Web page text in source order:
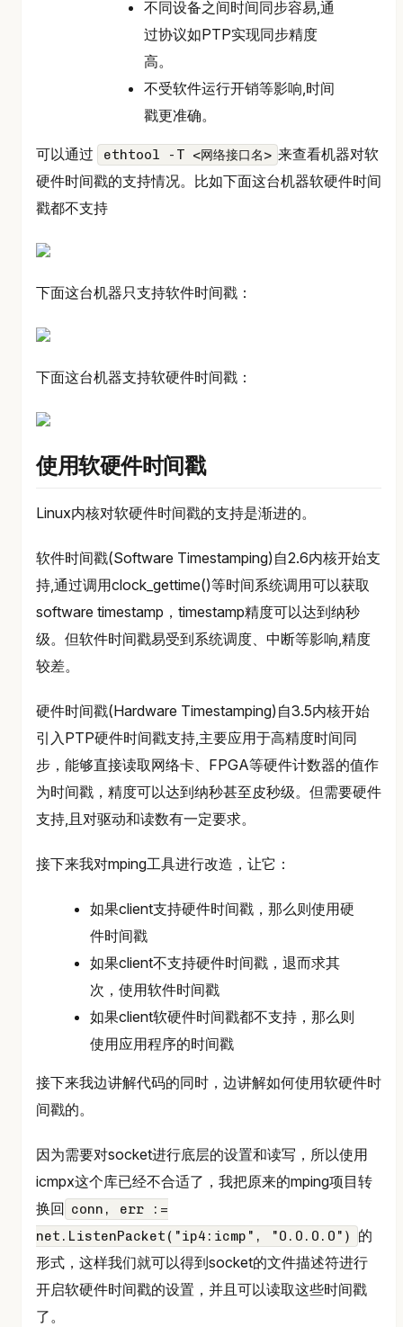
不同设备之间时间同步容易,通
过协议如PTP实现同步精度
高。
不受软件运行开销等影响,时间
戳更准确。
可以通过 ethtool -T <网络接口名> 来查看机器对软
硬件时间戳的支持情况。比如下面这台机器软硬件时间
戳都不支持
下面这台机器只支持软件时间戳：
下面这台机器支持软硬件时间戳：
使用软硬件时间戳
Linux内核对软硬件时间戳的支持是渐进的。
软件时间戳(Software Timestamping)自2.6内核开始支
持,通过调用clock_gettime()等时间系统调用可以获取
software timestamp，timestamp精度可以达到纳秒
级。但软件时间戳易受到系统调度、中断等影响,精度
较差。
硬件时间戳(Hardware Timestamping)自3.5内核开始
引入PTP硬件时间戳支持,主要应用于高精度时间同
步，能够直接读取网络卡、FPGA等硬件计数器的值作
为时间戳，精度可以达到纳秒甚至皮秒级。但需要硬件
支持,且对驱动和读数有一定要求。
接下来我对mping工具进行改造，让它：
如果client支持硬件时间戳，那么则使用硬
件时间戳
如果client不支持硬件时间戳，退而求其
次，使用软件时间戳
如果client软硬件时间戳都不支持，那么则
使用应用程序的时间戳
接下来我边讲解代码的同时，边讲解如何使用软硬件时
间戳的。
因为需要对socket进行底层的设置和读写，所以使用
icmpx这个库已经不合适了，我把原来的mping项目转
换回 conn, err :=
net.ListenPacket("ip4:icmp", "0.0.0.0")
的
形式，这样我们就可以得到socket的文件描述符进行
开启软硬件时间戳的设置，并且可以读取这些时间戳
了。